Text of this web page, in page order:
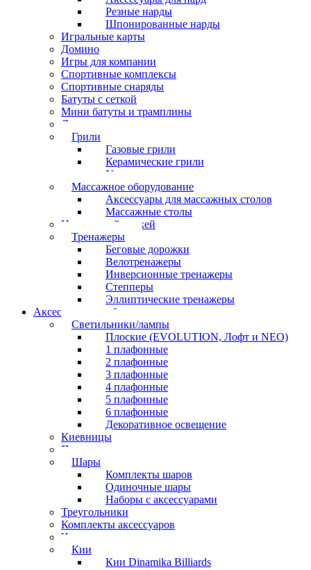
Резные нарды
Шпонированные нарды
Игральные карты
Домино
Игры для компании
Спортивные комплексы
Спортивные снаряды
Батуты с сеткой
Мини батуты и трамплины
Дартс
Грили
Газовые грили
Керамические грили
Угольные грили
Массажное оборудование
Аксессуары для массажных столов
Массажные столы
Настольный хоккей
Тренажеры
Беговые дорожки
Велотренажеры
Инверсионные тренажеры
Степперы
Эллиптические тренажеры
Аксессуары для бильярда
Светильники/лампы
Плоские (EVOLUTION, Лофт и NEO)
1 плафонные
2 плафонные
3 плафонные
4 плафонные
5 плафонные
6 плафонные
Декоративное освещение
Киевницы
Полочки
Шары
Комплекты шаров
Одиночные шары
Наборы с аксессуарами
Треугольники
Комплекты аксессуаров
Часы
Кии
Кии Dinamika Billiards